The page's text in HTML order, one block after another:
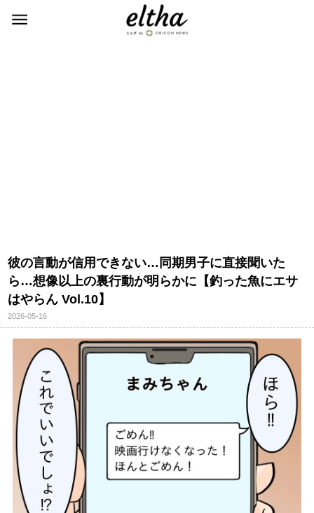
彼の言動が信用できない…同期男子に直接聞いた
ら…想像以上の裏行動が明らかに【釣った魚にエサ
はやらん Vol.10】
2026-05-16